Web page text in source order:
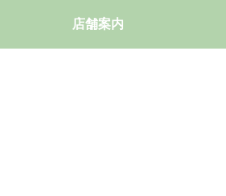
店舗案内